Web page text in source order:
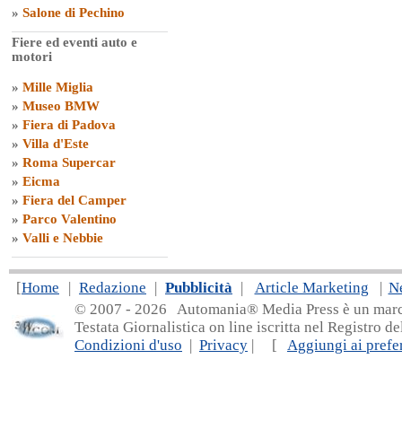
» Salone di Pechino
Fiere ed eventi auto e
motori
» Mille Miglia
» Museo BMW
» Fiera di Padova
» Villa d'Este
» Roma Supercar
» Eicma
» Fiera del Camper
» Parco Valentino
» Valli e Nebbie
[Home | Redazione | Pubblicità | Article Marketing |
© 2007 - 2026 Automania® Media Press è un
Testata Giornalistica on line iscritta nel Registro
Condizioni d'uso | Privacy | [ Aggiungi ai